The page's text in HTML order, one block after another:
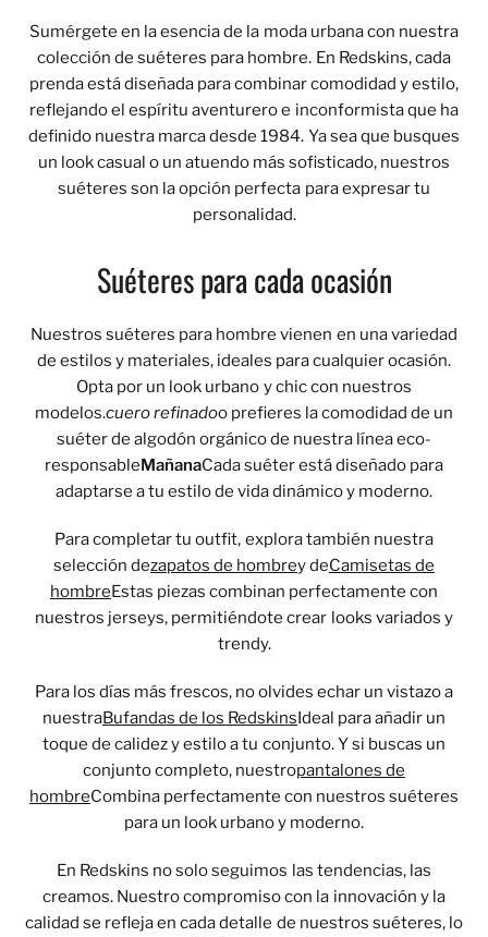
Sumérgete en la esencia de la moda urbana con nuestra
colección de suéteres para hombre. En Redskins, cada
prenda está diseñada para combinar comodidad y estilo,
reflejando el espíritu aventurero e inconformista que ha
definido nuestra marca desde 1984. Ya sea que busques
un look casual o un atuendo más sofisticado, nuestros
suéteres son la opción perfecta para expresar tu
personalidad.
Suéteres para cada ocasión
Nuestros suéteres para hombre vienen en una variedad
de estilos y materiales, ideales para cualquier ocasión.
Opta por un look urbano y chic con nuestros
modelos.cuero refinadoo prefieres la comodidad de un
suéter de algodón orgánico de nuestra línea eco-
responsableMañanaCada suéter está diseñado para
adaptarse a tu estilo de vida dinámico y moderno.
Para completar tu outfit, explora también nuestra
selección dezapatos de hombrey deCamisetas de
hombreEstas piezas combinan perfectamente con
nuestros jerseys, permitiéndote crear looks variados y
trendy.
Para los días más frescos, no olvides echar un vistazo a
nuestraBufandas de los RedskinsIdeal para añadir un
toque de calidez y estilo a tu conjunto. Y si buscas un
conjunto completo, nuestropantalones de
hombreCombina perfectamente con nuestros suéteres
para un look urbano y moderno.
En Redskins no solo seguimos las tendencias, las
creamos. Nuestro compromiso con la innovación y la
calidad se refleja en cada detalle de nuestros suéteres, lo